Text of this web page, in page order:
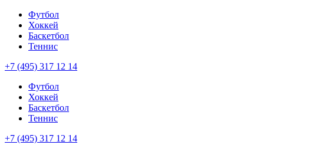
Футбол
Хоккей
Баскетбол
Теннис
+7 (495) 317 12 14
Футбол
Хоккей
Баскетбол
Теннис
+7 (495) 317 12 14